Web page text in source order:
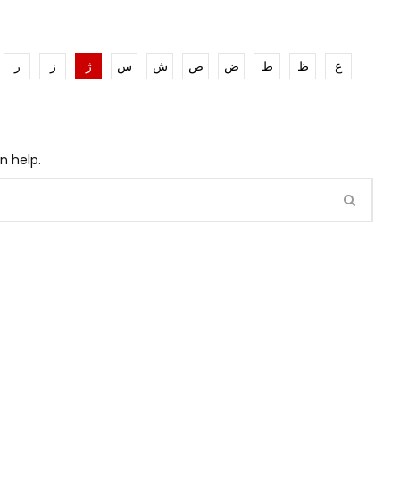
ر ز ژ س ش ص ض ط ظ
ع
help.